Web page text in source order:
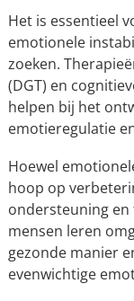
Het is essentieel
emotionele
zoeken.
(DGT) en
helpen bij het
emotieregulatie
Hoewel
hoop op
ondersteuning
mensen leren
gezonde manier
evenwichtige